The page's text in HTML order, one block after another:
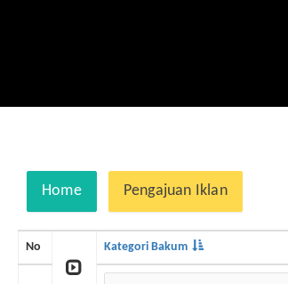
Home Pengajuan Iklan
No
Kategori Bakum